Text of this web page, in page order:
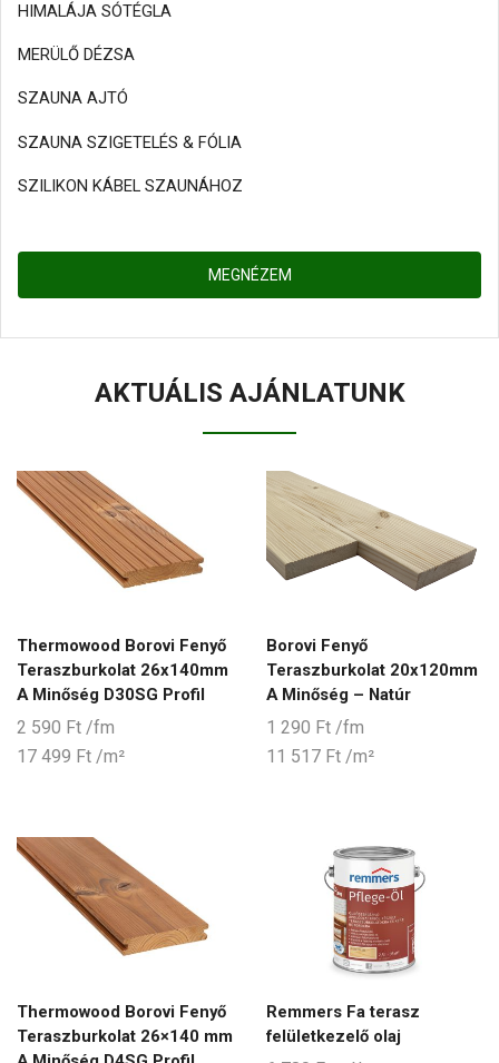
HIMALÁJA SÓTÉGLA
MERÜLŐ DÉZSA
SZAUNA AJTÓ
SZAUNA SZIGETELÉS & FÓLIA
SZILIKON KÁBEL SZAUNÁHOZ
MEGNÉZEM
AKTUÁLIS AJÁNLATUNK
Thermowood Borovi Fenyő
Teraszburkolat 26x140mm
A Minőség D30SG Profil
2 590 Ft /fm
17 499 Ft /m²
Borovi Fenyő
Teraszburkolat 20x120mm
A Minőség – Natúr
1 290 Ft /fm
11 517 Ft /m²
Thermowood Borovi Fenyő
Teraszburkolat 26×140 mm
Remmers Fa terasz
felületkezelő olaj